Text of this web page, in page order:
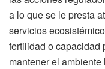
a lo que se le presta
servicios
fertilidad o capacidad
mantener el ambiente